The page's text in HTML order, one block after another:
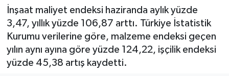
İnşaat maliyet endeksi haziranda aylık yüzde
3,47, yıllık yüzde 106,87 arttı. Türkiye İstatistik
Kurumu verilerine göre, malzeme endeksi geçen
yılın aynı ayına göre yüzde 124,22, işçilik endeksi
yüzde 45,38 artış kaydetti.
Tüm Manşetler
Son Dakika Haberleri